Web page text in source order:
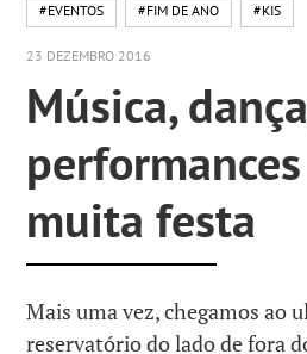
#EVENTOS #FIM DE ANO #KIS
23 DEZEMBRO 2016
Música,
muita festa
Mais uma vez, chegamos ao
reservatório do lado de fora